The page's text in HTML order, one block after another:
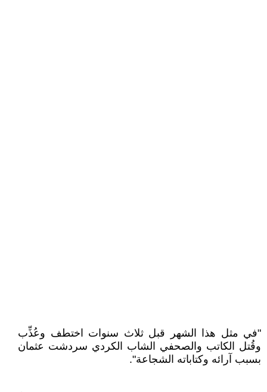
"في مثل هذا الشهر قبل ثلاث سنوات اختطف وعُذِّب
وقُتل الكاتب والصحفي الشاب الكردي سردشت عثمان
بسبب آرائه وكتاباته الشجاعة".